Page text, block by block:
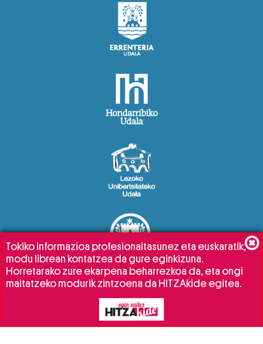
Tokiko informazioa profesionaltasunez eta euskaratik,
modu librean kontatzea da gure eginkizuna.
Horretarako zure ekarpena beharrezkoa da, eta ongi
maitatzeko modurik zintzoena da HITZAkide egitea.